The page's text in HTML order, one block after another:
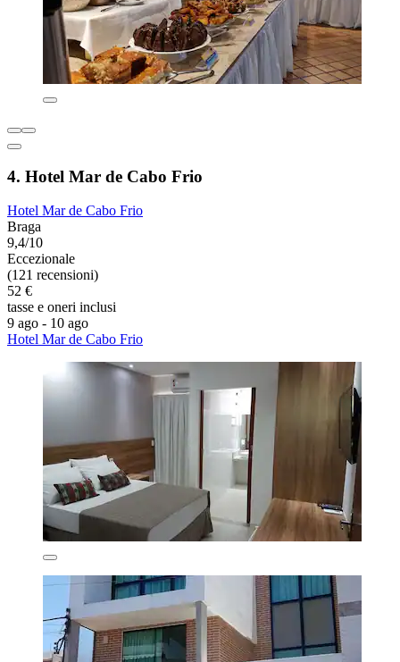
4. Hotel Mar de Cabo Frio
Hotel Mar de Cabo Frio
Braga
9,4/10
Eccezionale
(121 recensioni)
52 €
tasse e oneri inclusi
9 ago - 10 ago
Hotel Mar de Cabo Frio